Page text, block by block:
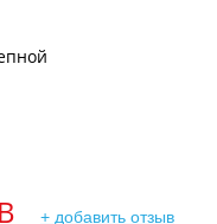
+ добавить отзыв